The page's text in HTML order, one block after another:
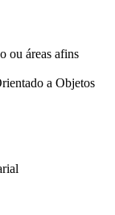
ou áreas afins
a Objetos